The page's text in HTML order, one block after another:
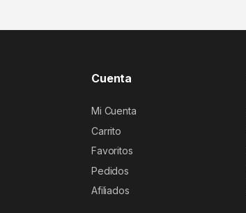
Cuenta
Mi Cuenta
Carrito
Favoritos
Pedidos
Afiliados